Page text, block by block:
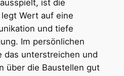
ist die
Wert auf eine
und tiefe
Im persönlichen
das unterstreichen und
über die Baustellen gut